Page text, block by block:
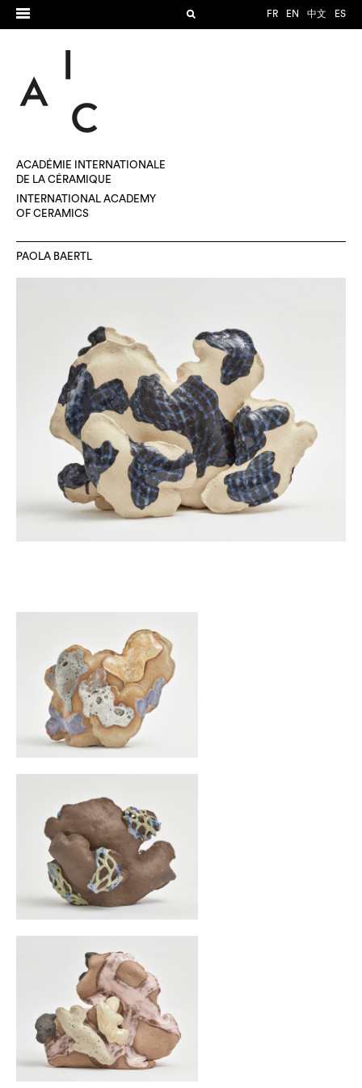
FR EN 中文 ES
ACADÉMIE INTERNATIONALE
DE LA CÉRAMIQUE
INTERNATIONAL ACADEMY
OF CERAMICS
PAOLA BAERTL